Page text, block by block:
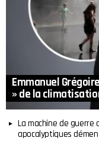
Emmanuel
» de la
La machine de
apocalyptiques